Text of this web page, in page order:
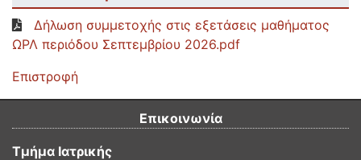
Δήλωση συμμετοχής στις εξετάσεις μαθήματος
ΩΡΛ περιόδου Σεπτεμβρίου 2026.pdf
Επιστροφή
Επικοινωνία
Τμήμα Ιατρικής